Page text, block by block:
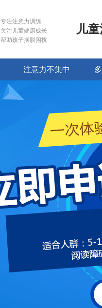
专注注意力训练
关注儿童健康成长
帮助孩子摆脱困扰
儿
注意力不集中